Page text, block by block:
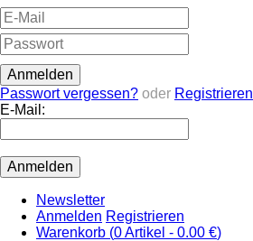
Passwort vergessen? oder Registrieren
E-Mail:
Newsletter
Anmelden Registrieren
Warenkorb (0Artikel - 0.00 €)